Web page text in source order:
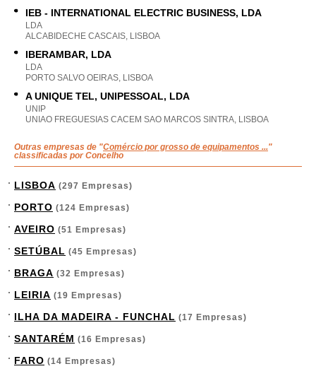
IEB - INTERNATIONAL ELECTRIC BUSINESS, LDA
LDA
ALCABIDECHE CASCAIS, LISBOA
IBERAMBAR, LDA
LDA
PORTO SALVO OEIRAS, LISBOA
A UNIQUE TEL, UNIPESSOAL, LDA
UNIP
UNIAO FREGUESIAS CACEM SAO MARCOS SINTRA, LISBOA
Outras empresas de "Comércio por grosso de equipamentos ..."
classificadas por Concelho
LISBOA (297 Empresas)
PORTO (124 Empresas)
AVEIRO (51 Empresas)
SETÚBAL (45 Empresas)
BRAGA (32 Empresas)
LEIRIA (19 Empresas)
ILHA DA MADEIRA - FUNCHAL (17 Empresas)
SANTARÉM (16 Empresas)
FARO (14 Empresas)